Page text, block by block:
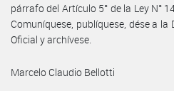
párrafo del Artículo 5° de la Ley N°
Comuníquese, publíquese, dése a
Oficial y archívese.
Marcelo Claudio Bellotti